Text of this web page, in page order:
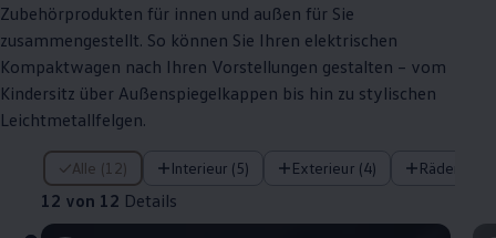
Zubehörprodukten für innen und außen für Sie
zusammengestellt. So können Sie Ihren elektrischen
Kompaktwagen nach Ihren Vorstellungen gestalten – vom
Kindersitz über Außenspiegelkappen bis hin zu stylischen
Leichtmetallfelgen.
Alle (12) Interieur (5) Exterieur (4) Räder (3)
12 von 12 Details
12 von 12 Details